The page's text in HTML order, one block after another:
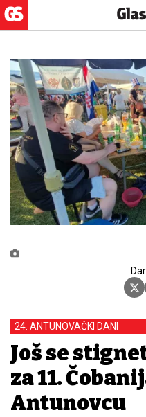
24. ANTUNOVAČKI DANI
Još se
za 11.
Antunovcu